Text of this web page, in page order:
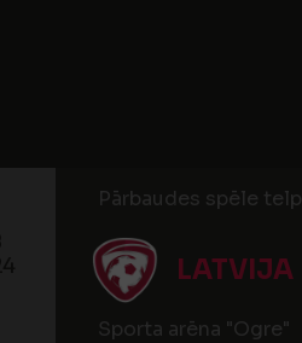
Pārbaudes spēle
LATVIJA
Sporta arēna "Ogre"